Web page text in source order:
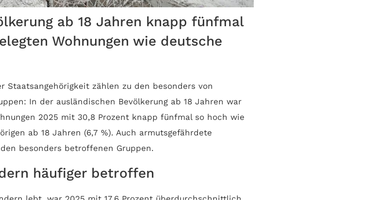
ab 18 Jahren knapp fünfmal
Wohnungen wie deutsche
Staatsangehörigkeit zählen zu den besonders von
In der ausländischen Bevölkerung ab 18 Jahren war
2025 mit 30,8 Prozent knapp fünfmal so hoch wie
ab 18 Jahren (6,7 %). Auch armutsgefährdete
besonders betroffenen Gruppen.
häufiger betroffen